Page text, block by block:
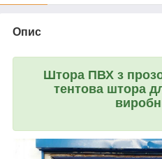
Опис
Штора ПВХ з
тентова штора